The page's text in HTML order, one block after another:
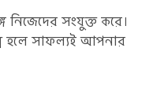
নিজেদের সংযুক্ত করে।
হলে সাফল্যই আপনার